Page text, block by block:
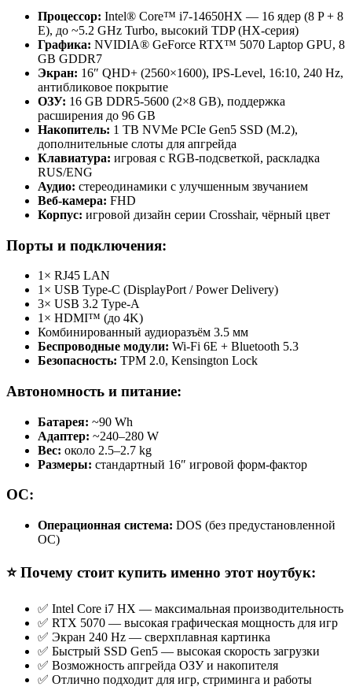
Процессор: Intel® Core™ i7-14650HX — 16 ядер (8 P + 8
E), до ~5.2 GHz Turbo, высокий TDP (HX-серия)
Графика: NVIDIA® GeForce RTX™ 5070 Laptop GPU, 8
GB GDDR7
Экран: 16″ QHD+ (2560×1600), IPS-Level, 16:10, 240 Hz,
антибликовое покрытие
ОЗУ: 16 GB DDR5-5600 (2×8 GB), поддержка
расширения до 96 GB
Накопитель: 1 TB NVMe PCIe Gen5 SSD (M.2),
дополнительные слоты для апгрейда
Клавиатура: игровая с RGB-подсветкой, раскладка
RUS/ENG
Аудио: стереодинамики с улучшенным звучанием
Веб-камера: FHD
Корпус: игровой дизайн серии Crosshair, чёрный цвет
Порты и подключения:
1× RJ45 LAN
1× USB Type-C (DisplayPort / Power Delivery)
3× USB 3.2 Type-A
1× HDMI™ (до 4K)
Комбинированный аудиоразъём 3.5 мм
Беспроводные модули: Wi-Fi 6E + Bluetooth 5.3
Безопасность: TPM 2.0, Kensington Lock
Автономность и питание:
Батарея: ~90 Wh
Адаптер: ~240–280 W
Вес: около 2.5–2.7 kg
Размеры: стандартный 16″ игровой форм-фактор
ОС:
Операционная система: DOS (без предустановленной
ОС)
⭐ Почему стоит купить именно этот ноутбук:
✅ Intel Core i7 HX — максимальная производительность
✅ RTX 5070 — высокая графическая мощность для игр
✅ Экран 240 Hz — сверхплавная картинка
✅ Быстрый SSD Gen5 — высокая скорость загрузки
✅ Возможность апгрейда ОЗУ и накопителя
✅ Отлично подходит для игр, стриминга и работы